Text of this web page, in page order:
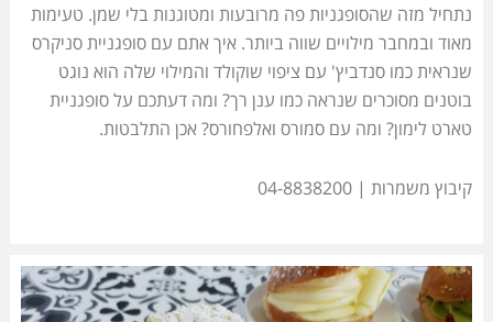
נתחיל מזה שהסופגניות פה מרובעות ומטוגנות בלי שמן. טעימות
מאוד ובמחבר מילויים שווה ביותר. איך אתם עם סופגניית סניקרס
שנראית כמו סנדביץ' עם ציפוי שוקולד והמילוי שלה הוא נוגט
בוטנים מסוכרים שנראה כמו ענן רך? ומה דעתכם על סופגניית
טארט לימון? ומה עם סמורס ואלפחורס? אכן התלבטות.
קיבוץ משמרות | 04-8838200